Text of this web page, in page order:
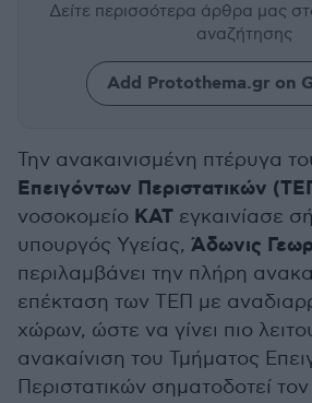
Δείτε περισσότερα άρθρα μας
αναζήτησης
Add Protothema.gr on
Την ανακαινισμένη πτέρυγα
Επειγόντων Περιστατικών
νοσοκομείο ΚΑΤ εγκαινίασε
υπουργός Υγείας, Άδωνις
περιλαμβάνει την πλήρη
επέκταση των ΤΕΠ με
χώρων, ώστε να γίνει πιο
ανακαίνιση του Τμήματος
Περιστατικών σηματοδοτεί